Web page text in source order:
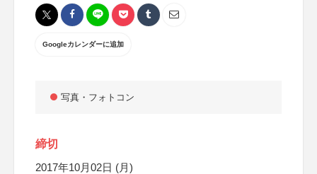
Googleカレンダーに追加
写真・フォトコン
締切
2017年10月02日 (月)